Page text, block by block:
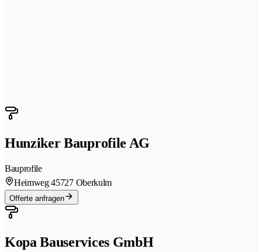
Hunziker Bauprofile AG
Bauprofile
Heimweg 45727 Oberkulm
Offerte anfragen
Kopa Bauservices GmbH